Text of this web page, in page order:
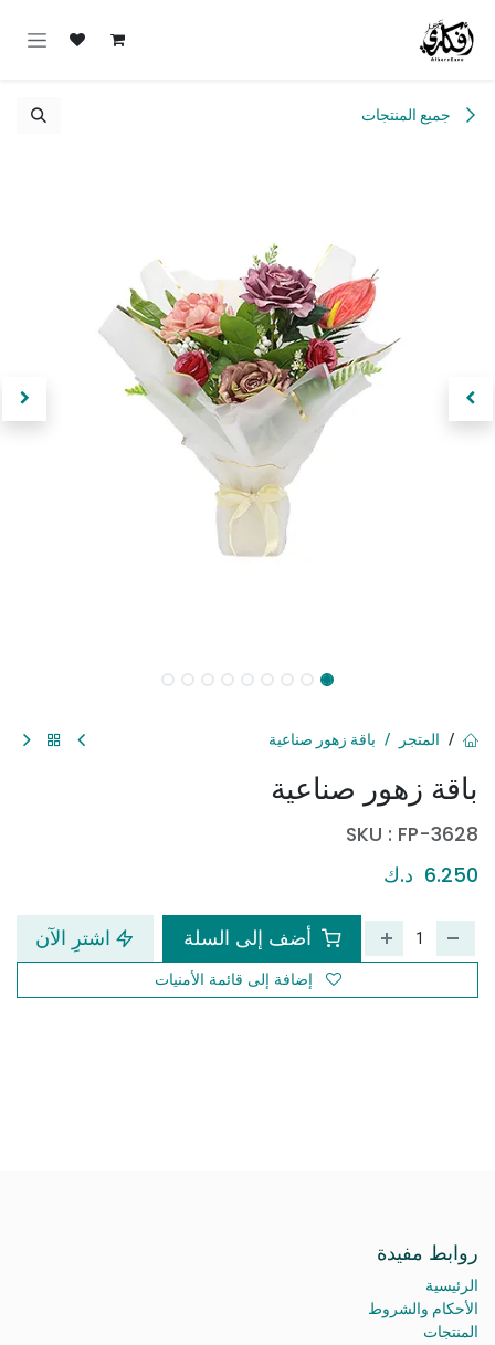
جميع المنتجات
باقة زهور صناعية
SKU : FP-3628
6.250 د.ك
أضف إلى السلة اشترِ الآن
إضافة إلى قائمة الأمنيات
المتجر باقة زهور صناعية
روابط مفيدة
الرئيسية
الأحكام والشروط
المنتجات